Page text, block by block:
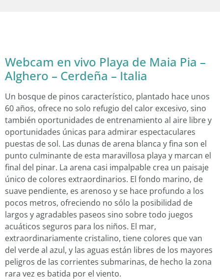
Webcam en vivo Playa de Maia Pia –
Alghero – Cerdeña – Italia
Un bosque de pinos característico, plantado hace unos
60 años, ofrece no solo refugio del calor excesivo, sino
también oportunidades de entrenamiento al aire libre y
oportunidades únicas para admirar espectaculares
puestas de sol. Las dunas de arena blanca y fina son el
punto culminante de esta maravillosa playa y marcan el
final del pinar. La arena casi impalpable crea un paisaje
único de colores extraordinarios. El fondo marino, de
suave pendiente, es arenoso y se hace profundo a los
pocos metros, ofreciendo no sólo la posibilidad de
largos y agradables paseos sino sobre todo juegos
acuáticos seguros para los niños. El mar,
extraordinariamente cristalino, tiene colores que van
del verde al azul, y las aguas están libres de los mayores
peligros de las corrientes submarinas, de hecho la zona
rara vez es batida por el viento.